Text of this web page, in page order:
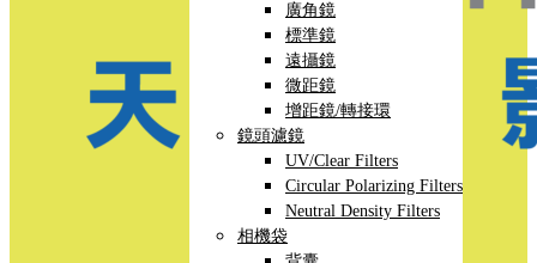
廣角鏡
標準鏡
遠攝鏡
微距鏡
增距鏡/轉接環
鏡頭濾鏡
UV/Clear Filters
Circular Polarizing Filters
Neutral Density Filters
相機袋